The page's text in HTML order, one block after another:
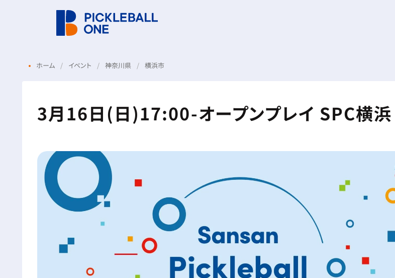
ホーム イベント 神奈川県 横浜市
3月16日(日)17:00-オープンプレイ SPC横浜